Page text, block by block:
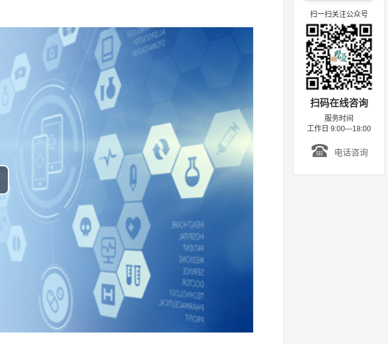
扫一扫关注公众号
扫码在线咨询
服务时间
工作日 9:00—18:00
电话咨询